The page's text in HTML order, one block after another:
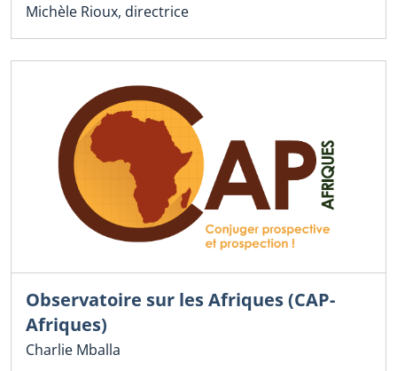
Michèle Rioux, directrice
Observatoire sur les Afriques (CAP-
Afriques)
Charlie Mballa